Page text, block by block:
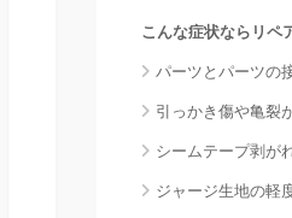
こんな症状ならリペ
パーツとパーツの
引っかき傷や亀裂
シームテープ剥が
ジャージ生地の軽